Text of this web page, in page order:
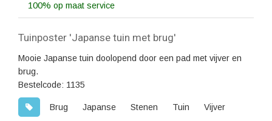
100% op maat service
Tuinposter 'Japanse tuin met brug'
Mooie Japanse tuin doolopend door een pad met vijver en
brug.
Bestelcode: 1135
Brug Japanse Stenen Tuin Vijver